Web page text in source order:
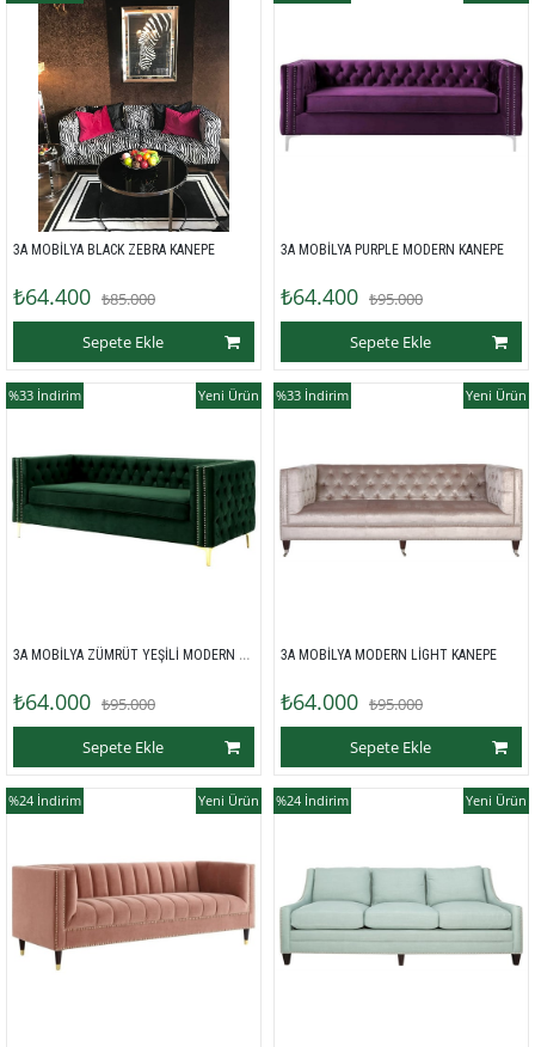
3A MOBİLYA BLACK ZEBRA KANEPE
₺64.400 ₺85.000
Sepete Ekle
3A MOBİLYA PURPLE MODERN KANEPE
₺64.400 ₺95.000
Sepete Ekle
3A MOBİLYA ZÜMRÜT YEŞİLİ MODERN KANEPE
₺64.000 ₺95.000
Sepete Ekle
%33 İndirim Yeni Ürün
3A MOBİLYA MODERN LİGHT KANEPE
₺64.000 ₺95.000
Sepete Ekle
%33 İndirim Yeni Ürün
%24 İndirim Yeni Ürün %24 İndirim Yeni Ürün